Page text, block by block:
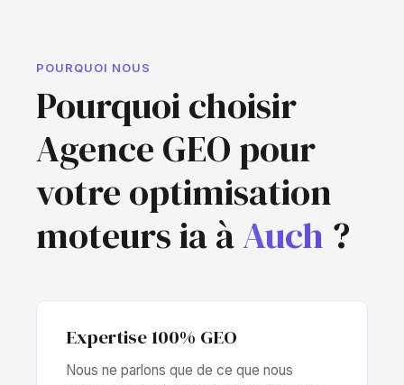
POURQUOI NOUS
Pourquoi choisir
Agence GEO pour
votre optimisation
moteurs ia àAuch ?
Expertise 100% GEO
Nous ne parlons que de ce que nous